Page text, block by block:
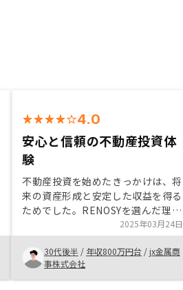
4.0
安心と信頼の不動産投資体
験
不動産投資を始めたきっかけは、将
来の資産形成と安定した収益を得る
ためでした。RENOSYを選んだ理由
は、物件選定の質の高さやサポート
の充実度、デジタル完結型の手続き
が魅力的だったからです。初心者で
も安心して始められる点が特におす
すめです。かさ友人紹介の押し売り
2025年03月24日
30代後半 / 年収800万円台 /jx金属商
事株式会社